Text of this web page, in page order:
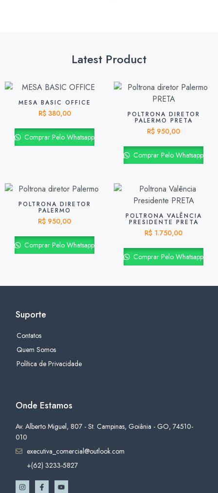
Latest Product
MESA BASIC OFFICE
R$380,00
Comprar Pelo Whatsapp
POLTRONA DIRETOR
PALERMO PRETA
R$ 950,00
Comprar Pelo Whatsapp
POLTRONA DIRETOR
PALERMO
R$ 950,00
Comprar Pelo Whatsapp
POLTRONA VALÊNCIA
PRESIDENTE PRETA
R$ 1.750,00
Comprar Pelo Whatsapp
Suporte
Contatos
Quem Somos
Política de Privacidade
Onde Estamos
Av. Alberto Miguel, 807 - St. Campinas, Goiânia - GO, 74510-
010
executiva_comercial@outlook.com
+(62) 3233-5827